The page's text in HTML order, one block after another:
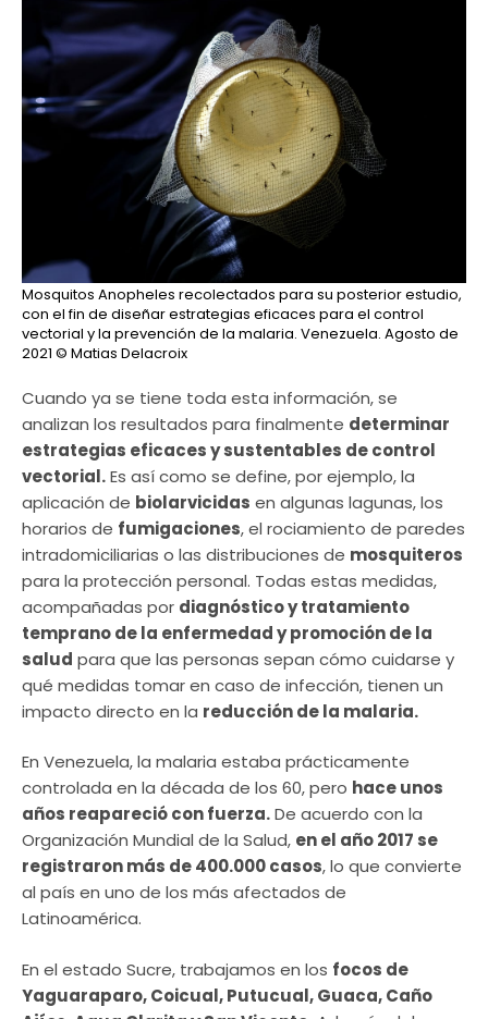
Mosquitos Anopheles recolectados para su posterior estudio,
con el fin de diseñar estrategias eficaces para el control
vectorial y la prevención de la malaria. Venezuela. Agosto de
2021 © Matias Delacroix
Cuando ya se tiene toda esta información, se
analizan los resultados para finalmente determinar
estrategias eficaces y sustentables de control
vectorial.Es así como se define, por ejemplo, la
aplicación de biolarvicidas en algunas lagunas, los
horarios de fumigaciones, el rociamiento de paredes
intradomiciliarias o las distribuciones de mosquiteros
para la protección personal. Todas estas medidas,
acompañadas por diagnóstico y tratamiento
temprano de la enfermedad y promoción de la
salud para que las personas sepan cómo cuidarse y
qué medidas tomar en caso de infección, tienen un
impacto directo en la reducción de la malaria.
En Venezuela, la malaria estaba prácticamente
controlada en la década de los 60, pero hace unos
años reapareció con fuerza.De acuerdo con la
Organización Mundial de la Salud, en el año 2017 se
registraron más de 400.000 casos, lo que convierte
al país en uno de los más afectados de
Latinoamérica.
En el estado Sucre, trabajamos en los focos de
Yaguaraparo, Coicual, Putucual, Guaca, Caño